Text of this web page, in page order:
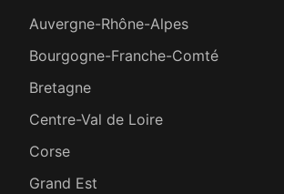
Auvergne-Rhône-Alpes
Bourgogne-Franche-Comté
Bretagne
Centre-Val de Loire
Corse
Grand Est